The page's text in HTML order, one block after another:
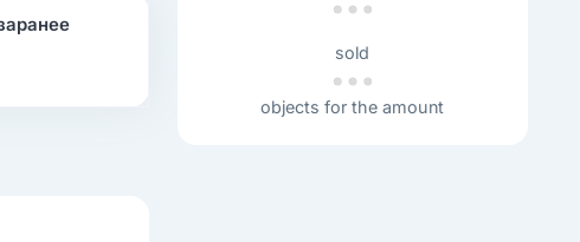
sold
objects for the amount